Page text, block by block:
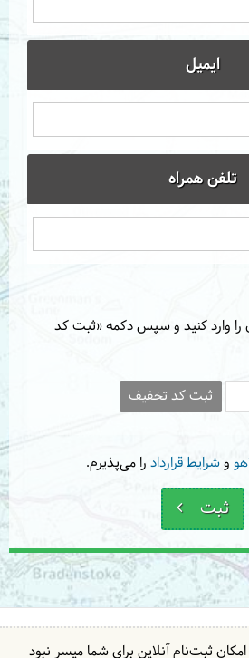
ایمیل
تلفن همراه
را وارد کنید و سپس دکمه «ثبت کد
ثبت کد تخفیف
وشرایط قرارداد را می‌پذیرم.
ثبت
ثبت‌نام آنلاین برای شما میسر نبود